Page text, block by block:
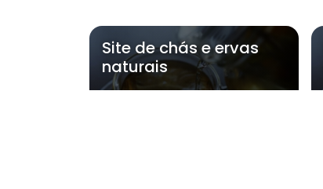
Site de chás e ervas
naturais